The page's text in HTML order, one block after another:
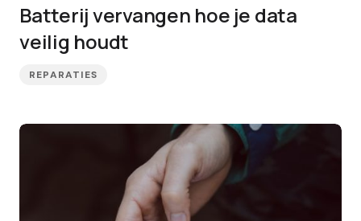
Batterij vervangen hoe je data
veilig houdt
REPARATIES